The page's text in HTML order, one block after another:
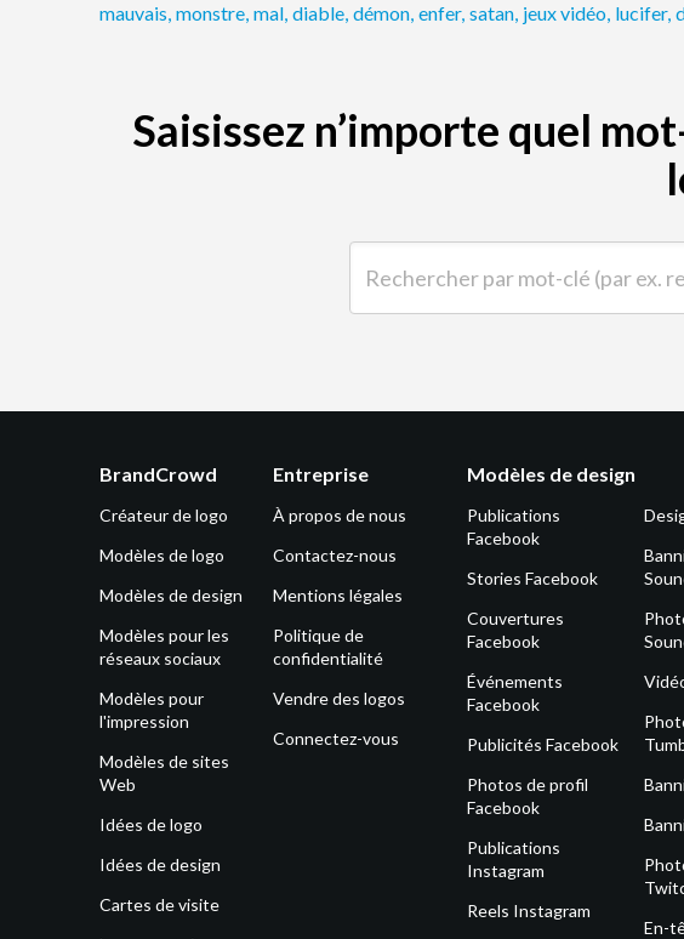
mauvais, monstre, mal, diable, démon, enfer, satan, jeux vidéo, lucifer,
Saisissez n’importe quel
BrandCrowd
Créateur de logo
Modèles de logo
Modèles de design
Modèles pour les
réseaux sociaux
Modèles pour
l'impression
Modèles de sites
Web
Idées de logo
Idées de design
Cartes de visite
Entreprise
À propos de nous
Contactez-nous
Mentions légales
Politique de
confidentialité
Vendre des logos
Connectez-vous
Modèles de design
Publications
Facebook
Stories Facebook
Couvertures
Facebook
Événements
Facebook
Publicités Facebook
Photos de profil
Facebook
Publications
Instagram
Reels Instagram
En-